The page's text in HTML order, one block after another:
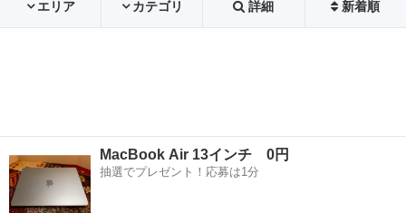
エリア カテゴリ 詳細 新着順
MacBook Air 13インチ 0円
抽選でプレゼント！応募は1分